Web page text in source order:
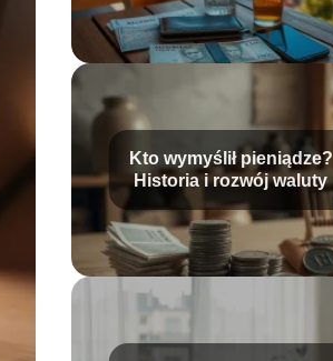
Kto wymyślił pieniądze?
Historia i rozwój waluty